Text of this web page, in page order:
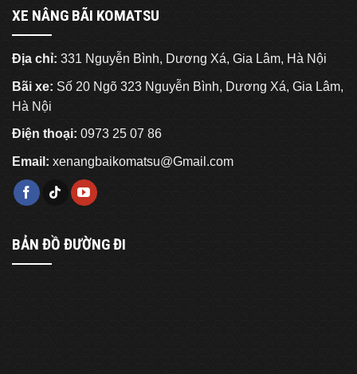
XE NÂNG BÃI KOMATSU
Địa chỉ: 331 Nguyễn Bình, Dương Xá, Gia Lâm, Hà Nội
Bãi xe: Số 20 Ngõ 323 Nguyễn Bình, Dương Xá, Gia Lâm,
Hà Nội
Điện thoại: 0973 25 07 86
Email: xenangbaikomatsu@Gmail.com
BẢN ĐỒ ĐƯỜNG ĐI